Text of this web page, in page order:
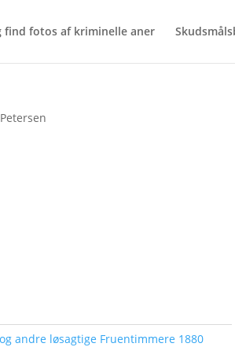
find fotos af kriminelle aner
andre løsagtige Fruentimmere 1880